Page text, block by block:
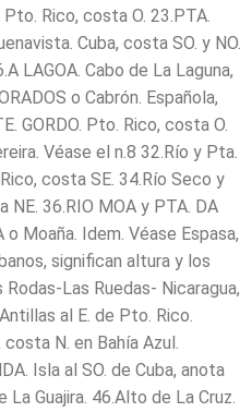
Rico, costa O. 23.PTA.
Cuba, costa SO. y NO.
LAGOA. Cabo de La Laguna,
o Cabrón. Española,
GORDO. Pto. Rico, costa O.
Véase el n.8 32.Río y Pta.
costa SE. 34.Río Seco y
NE. 36.RIO MOA y PTA. DA
o Moaña. Idem. Véase Espasa,
significan altura y los
Las Ruedas- Nicaragua,
al E. de Pto. Rico.
N. en Bahía Azul.
Isla al SO. de Cuba, anota
Guajira. 46.Alto de La Cruz.